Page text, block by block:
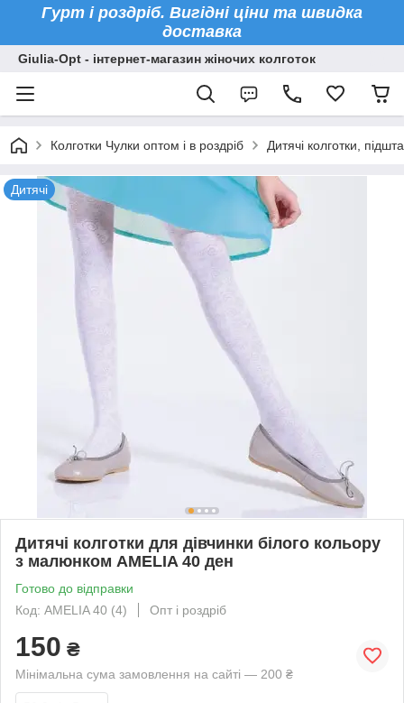
Гурт і роздріб. Вигідні ціни та швидка
доставка
Giulia-Opt - інтернет-магазин жіночих колготок
Колготки Чулки оптом і в роздріб Дитячі колготки,
Дитячі
Дитячі колготки для дівчинки білого кольору
з малюнком AMELIA 40 ден
Готово до відправки
Код: AMELIA 40 (4)
Опт і роздріб
150 ₴
Мінімальна сума замовлення на сайті — 200 ₴